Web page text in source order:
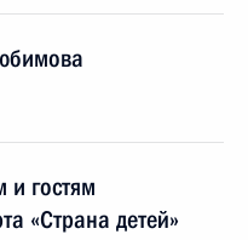
и гостям
«Страна детей»